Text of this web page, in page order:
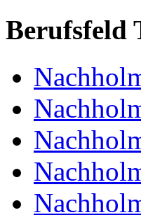
Berufsfeld